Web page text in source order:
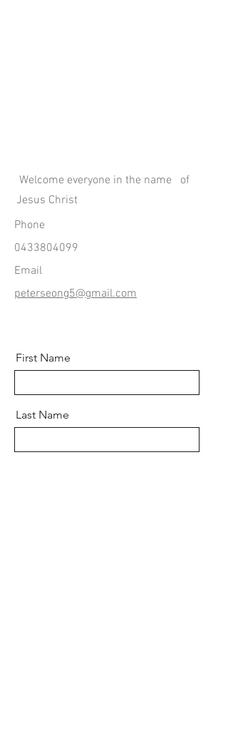
Welcome everyone in the name of
Jesus Christ
Phone
0433804099
Email
peterseong5@gmail.com
First Name
Last Name